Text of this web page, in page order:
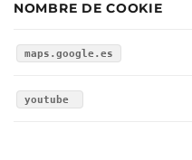
NOMBRE DE COOKIE
maps.google.es
youtube